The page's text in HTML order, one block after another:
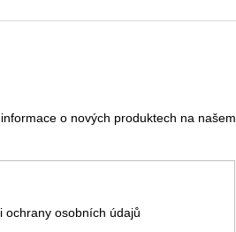
o nových produktech na našem
ochrany osobních údajů